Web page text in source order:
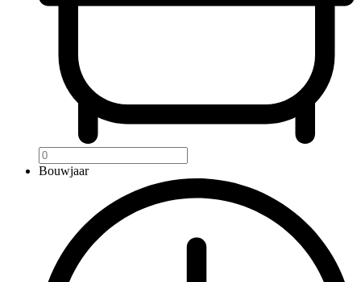
Bouwjaar